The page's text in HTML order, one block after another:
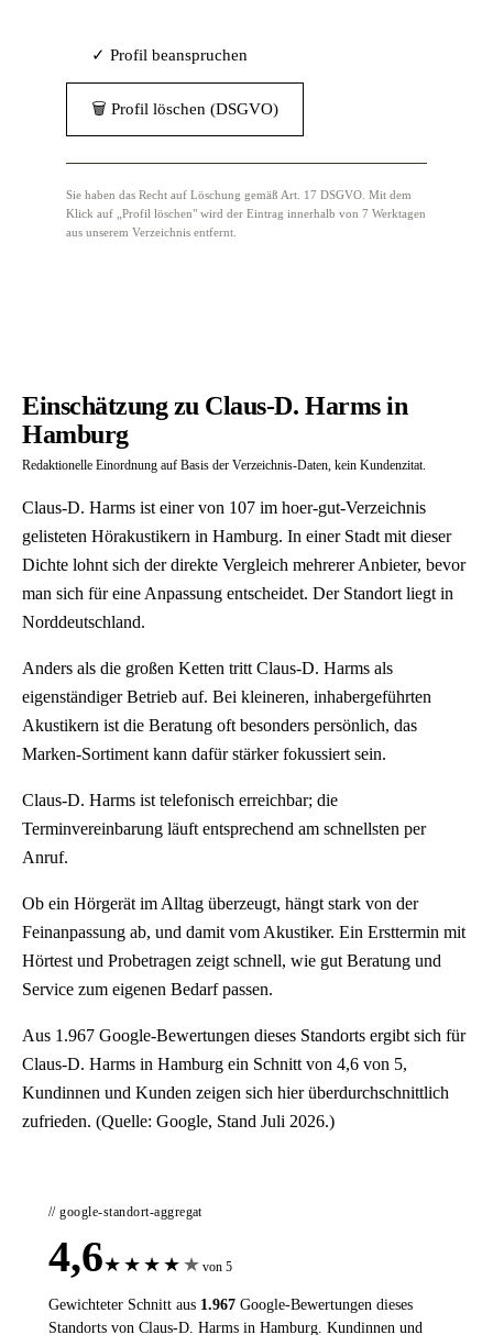
✓ Profil beanspruchen
🗑 Profil löschen (DSGVO)
Sie haben das Recht auf Löschung gemäß Art. 17 DSGVO. Mit dem
Klick auf „Profil löschen" wird der Eintrag innerhalb von 7 Werktagen
aus unserem Verzeichnis entfernt.
Einschätzung zu Claus-D. Harms in
Hamburg
Redaktionelle Einordnung auf Basis der Verzeichnis-Daten, kein Kundenzitat.
Claus-D. Harms ist einer von 107 im hoer-gut-Verzeichnis
gelisteten Hörakustikern in Hamburg. In einer Stadt mit dieser
Dichte lohnt sich der direkte Vergleich mehrerer Anbieter, bevor
man sich für eine Anpassung entscheidet. Der Standort liegt in
Norddeutschland.
Anders als die großen Ketten tritt Claus-D. Harms als
eigenständiger Betrieb auf. Bei kleineren, inhabergeführten
Akustikern ist die Beratung oft besonders persönlich, das
Marken-Sortiment kann dafür stärker fokussiert sein.
Claus-D. Harms ist telefonisch erreichbar; die
Terminvereinbarung läuft entsprechend am schnellsten per
Anruf.
Ob ein Hörgerät im Alltag überzeugt, hängt stark von der
Feinanpassung ab, und damit vom Akustiker. Ein Ersttermin mit
Hörtest und Probetragen zeigt schnell, wie gut Beratung und
Service zum eigenen Bedarf passen.
Aus 1.967 Google-Bewertungen dieses Standorts ergibt sich für
Claus-D. Harms in Hamburg ein Schnitt von 4,6 von 5,
Kundinnen und Kunden zeigen sich hier überdurchschnittlich
zufrieden. (Quelle: Google, Stand Juli 2026.)
// google-standort-aggregat
4,6★ ★ ★ ★ ★ von 5
Gewichteter Schnitt aus 1.967 Google-Bewertungen dieses
Standorts von Claus-D. Harms in Hamburg. Kundinnen und